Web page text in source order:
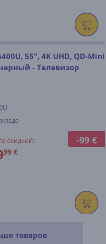
-99 €
55", 4K UHD, QD-Mini
черный - Телевизор
скидкой:
99 €
товаров